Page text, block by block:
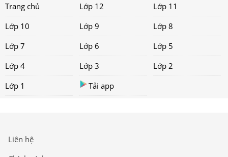
Trang chủ Lớp 12
Lớp 11
Lớp 10
Lớp 9
Lớp 8
Lớp 7
Lớp 6
Lớp 5
Lớp 4
Lớp 3
Lớp 2
Lớp 1
Tải app
Liên hệ